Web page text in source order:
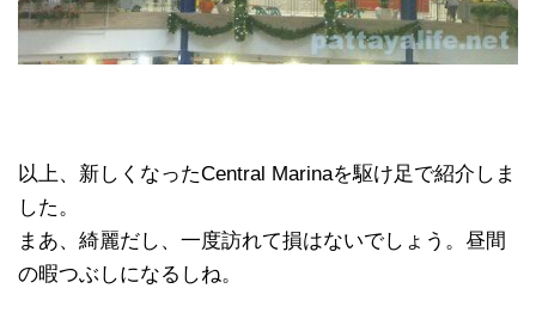
以上、新しくなったCentral Marinaを駆け足で紹介しま
した。
まあ、綺麗だし、一度訪れて損はないでしょう。昼間
の暇つぶしになるしね。